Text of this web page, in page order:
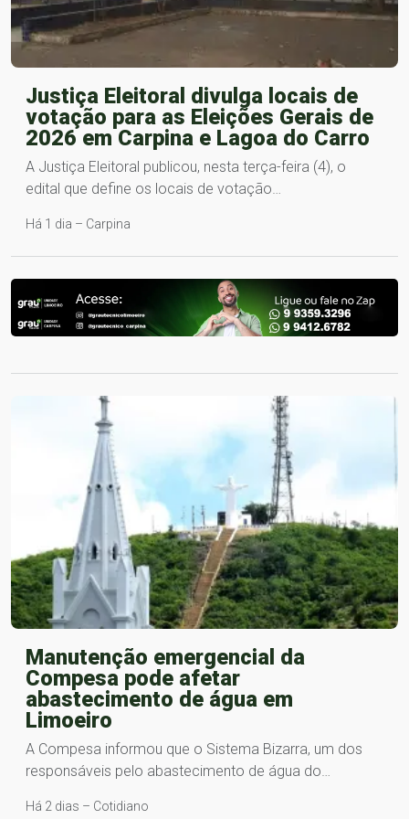
Justiça Eleitoral divulga locais de
votação para as Eleições Gerais de
2026 em Carpina e Lagoa do Carro
A Justiça Eleitoral publicou, nesta terça-feira (4), o
edital que define os locais de votação…
Há 1 dia – Carpina
Manutenção emergencial da
Compesa pode afetar
abastecimento de água em
Limoeiro
A Compesa informou que o Sistema Bizarra, um dos
responsáveis pelo abastecimento de água do…
Há 2 dias – Cotidiano